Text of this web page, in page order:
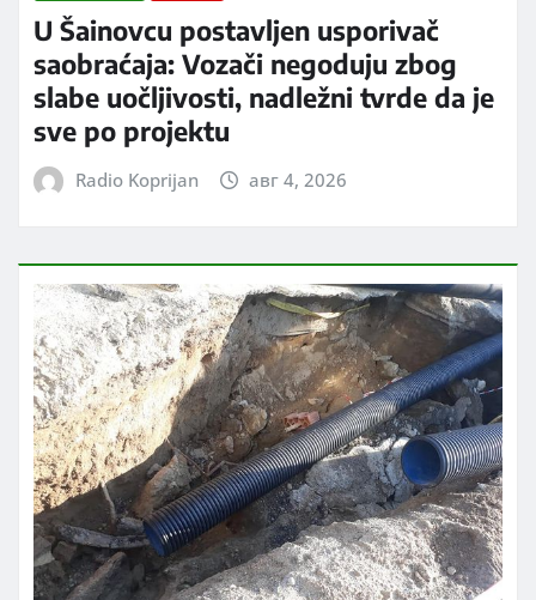
U Šainovcu postavljen usporivač
saobraćaja: Vozači negoduju zbog
slabe uočljivosti, nadležni tvrde da je
sve po projektu
Radio Koprijan авг 4, 2026